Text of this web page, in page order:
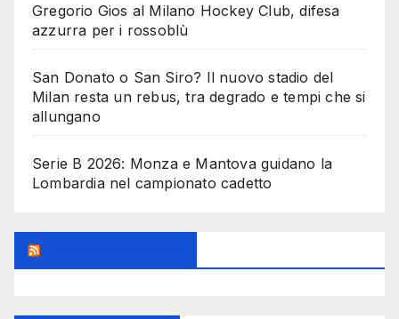
Gregorio Gios al Milano Hockey Club, difesa
azzurra per i rossoblù
San Donato o San Siro? Il nuovo stadio del
Milan resta un rebus, tra degrado e tempi che si
allungano
Serie B 2026: Monza e Mantova guidano la
Lombardia nel campionato cadetto